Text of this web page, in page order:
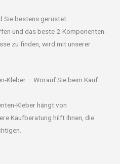
Sie bestens gerüstet
und das beste 2-Komponenten-
zu finden, wird mit unserer
Kleber – Worauf Sie beim Kauf
Kleber hängt von
Kaufberatung hilft Ihnen, die